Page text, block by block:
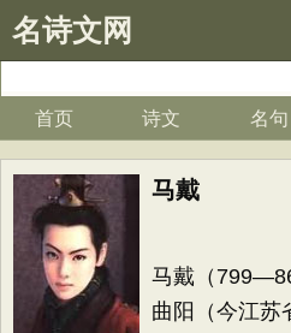
名诗文网
首页 诗文 名句
马戴
马戴（
曲阳（今江苏